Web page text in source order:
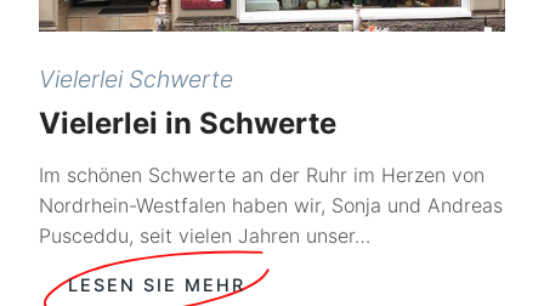
Vielerlei Schwerte
Vielerlei in Schwerte
Im schönen Schwerte an der Ruhr im Herzen von
Nordrhein-Westfalen haben wir, Sonja und Andreas
Pusceddu, seit vielen Jahren unser…
LESEN SIE MEHR